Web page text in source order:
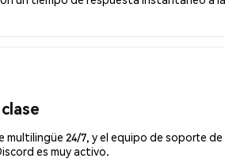
24/7, y el equipo de soporte
es muy activo.